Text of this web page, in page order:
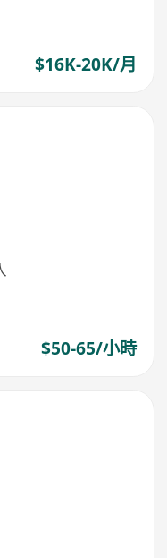
$16K-20K/月
$50-65/小時